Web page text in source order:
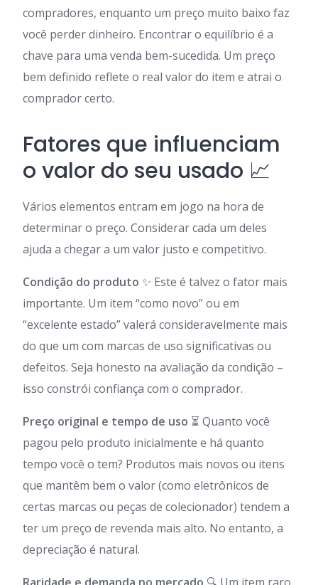
compradores, enquanto um preço muito baixo faz
você perder dinheiro. Encontrar o equilíbrio é a
chave para uma venda bem-sucedida. Um preço
bem definido reflete o real valor do item e atrai o
comprador certo.
Fatores que influenciam
o valor do seu usado 📈
Vários elementos entram em jogo na hora de
determinar o preço. Considerar cada um deles
ajuda a chegar a um valor justo e competitivo.
Condição do produto ✨ Este é talvez o fator mais
importante. Um item “como novo” ou em
“excelente estado” valerá consideravelmente mais
do que um com marcas de uso significativas ou
defeitos. Seja honesto na avaliação da condição –
isso constrói confiança com o comprador.
Preço original e tempo de uso ⏳ Quanto você
pagou pelo produto inicialmente e há quanto
tempo você o tem? Produtos mais novos ou itens
que mantêm bem o valor (como eletrônicos de
certas marcas ou peças de colecionador) tendem a
ter um preço de revenda mais alto. No entanto, a
depreciação é natural.